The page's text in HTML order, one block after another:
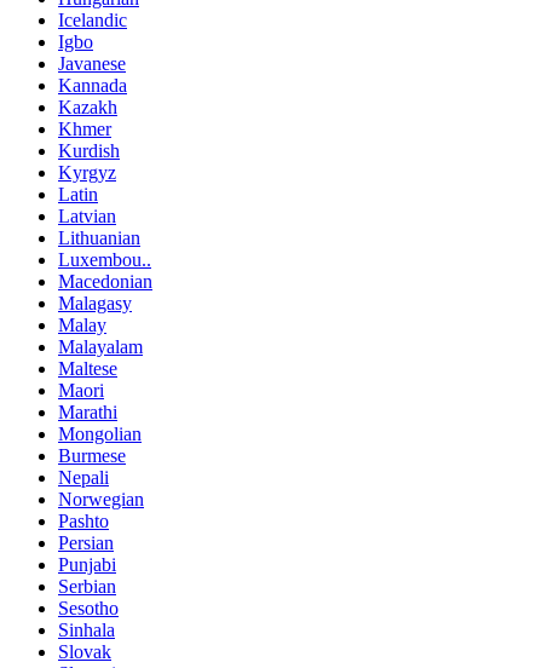
Icelandic
Igbo
Javanese
Kannada
Kazakh
Khmer
Kurdish
Kyrgyz
Latin
Latvian
Lithuanian
Luxembou..
Macedonian
Malagasy
Malay
Malayalam
Maltese
Maori
Marathi
Mongolian
Burmese
Nepali
Norwegian
Pashto
Persian
Punjabi
Serbian
Sesotho
Sinhala
Slovak